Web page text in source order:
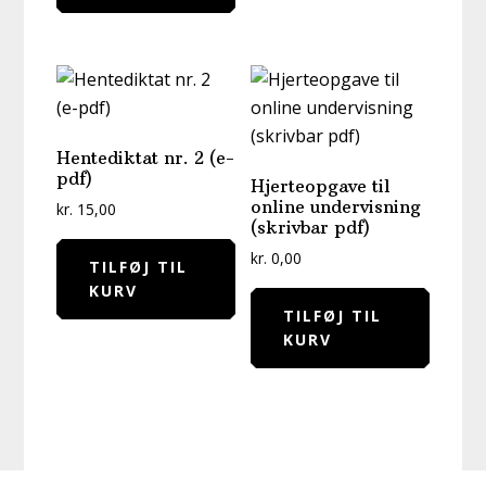
Hentediktat nr. 2 (e-
pdf)
kr. 15,00
TILFØJ TIL
KURV
Hjerteopgave til
online undervisning
(skrivbar pdf)
kr. 0,00
TILFØJ TIL
KURV